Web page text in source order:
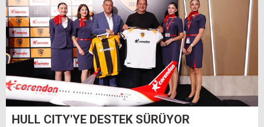
HULL CITY'YE DESTEK SÜRÜYOR